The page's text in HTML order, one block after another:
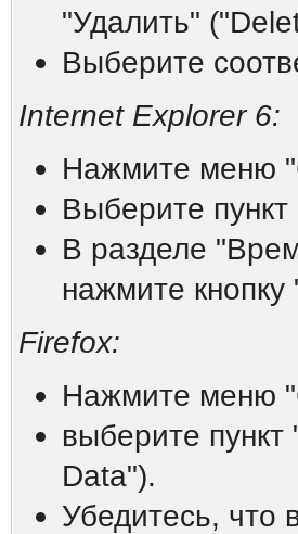
"Удалить"
Выберите
Internet Explorer 6:
Нажмите меню
Выберите
В разделе
нажмите
Firefox:
Нажмите меню
выберите
Data").
Убедитесь, что